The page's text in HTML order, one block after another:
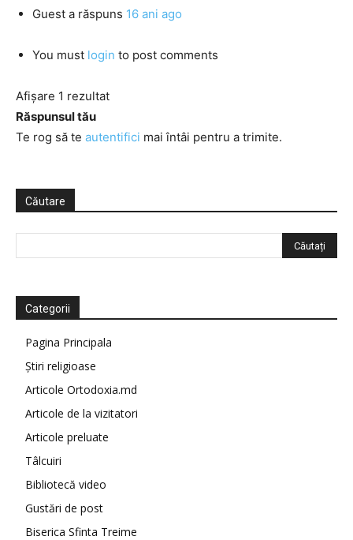
Guest a răspuns 16 ani ago
You must login to post comments
Afișare 1 rezultat
Răspunsul tău
Te rog să te autentifici mai întâi pentru a trimite.
Căutare
Categorii
Pagina Principala
Știri religioase
Articole Ortodoxia.md
Articole de la vizitatori
Articole preluate
Tâlcuiri
Bibliotecă video
Gustări de post
Biserica Sfinta Treime